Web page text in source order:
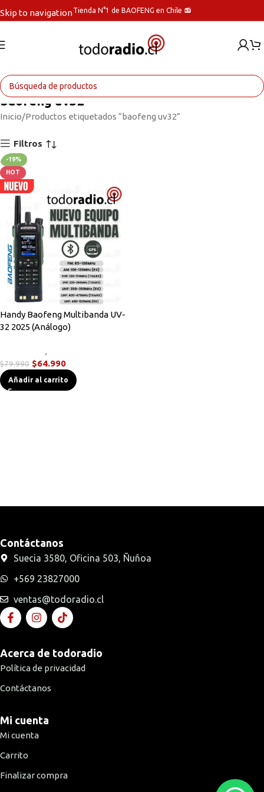
Skip to navigationTienda N°1 de BAOFENG en Chile 📻
baofeng uv32
Inicio Productos etiquetados “baofeng uv32”
Filtros
-19%
HOT
Handy Baofeng Multibanda UV-
32 2025 (Análogo)
,
$79.990 $64.990
Añadir al carrito
Contáctanos
Suecia 3580, Oficina 503, Ñuñoa
+569 23827000
ventas@todoradio.cl
Acerca de todoradio
Política de privacidad
Contáctanos
Mi cuenta
Mi cuenta
Carrito
Finalizar compra